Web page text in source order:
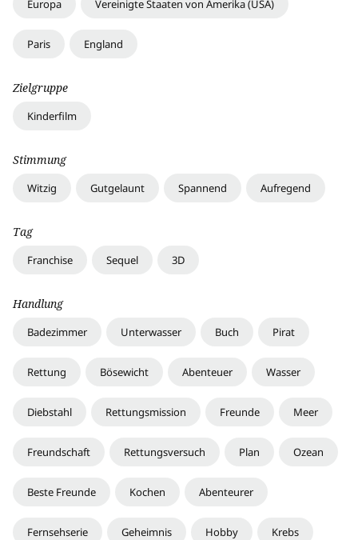
Europa Vereinigte Staaten von Amerika (USA)
Paris England
Zielgruppe
Kinderfilm
Stimmung
Witzig Gutgelaunt Spannend Aufregend
Tag
Franchise Sequel 3D
Handlung
Badezimmer Unterwasser Buch Pirat
Rettung Bösewicht Abenteuer Wasser
Diebstahl Rettungsmission Freunde Meer
Freundschaft Rettungsversuch Plan Ozean
Beste Freunde Kochen Abenteurer
Fernsehserie Geheimnis Hobby Krebs